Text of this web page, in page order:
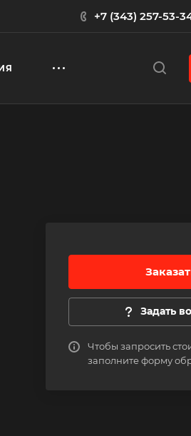
+7 (343) 257-53-
Задать
Чтобы запросить
заполните форму